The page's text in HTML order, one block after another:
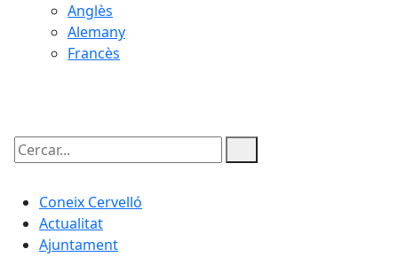
Anglès
Alemany
Francès
Cercar:
Coneix Cervelló
Actualitat
Ajuntament